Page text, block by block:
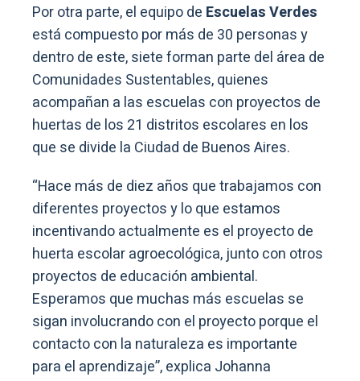
Por otra parte, el equipo de Escuelas Verdes
está compuesto por más de 30 personas y
dentro de este, siete forman parte del área de
Comunidades Sustentables, quienes
acompañan a las escuelas con proyectos de
huertas de los 21 distritos escolares en los
que se divide la Ciudad de Buenos Aires.
“Hace más de diez años que trabajamos con
diferentes proyectos y lo que estamos
incentivando actualmente es el proyecto de
huerta escolar agroecológica, junto con otros
proyectos de educación ambiental.
Esperamos que muchas más escuelas se
sigan involucrando con el proyecto porque el
contacto con la naturaleza es importante
para el aprendizaje”, explica Johanna